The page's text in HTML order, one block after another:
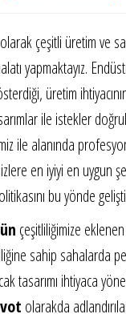
olarak çeşitli üretim ve
yapmaktayız.
üretim
ile istekler
ile alanında
en iyiyi en uygun
bu yönde
çeşitliliğimize
sahip sahalarda
tasarımı ihtiyaca
olarakda